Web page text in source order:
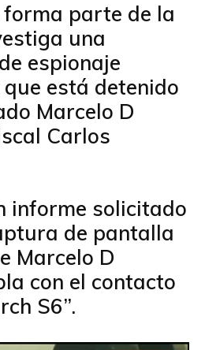
forma parte de la
una
espionaje
está detenido
Marcelo D
Carlos
informe solicitado
de pantalla
Marcelo D
con el contacto
S6”.